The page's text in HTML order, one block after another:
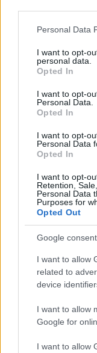
Please note that
not limited to your
grant or deny
use your data for
consent section.
Personal Data
I want to opt-
personal data.
Opted In
I want to opt-
Personal Data.
Opted In
I want to opt-
Personal Data
Opted In
I want to opt-
Retention,
Personal Data
Purposes for
Opted Out
Google
I want to allow
related to
device
I want to allow
Google for
I want to allow
Continua a
ESG AZIENDE